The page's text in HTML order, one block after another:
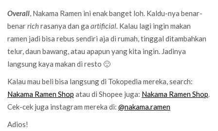
Overall, Nakama Ramen ini enak banget loh. Kaldu-nya benar-
benarrichrasanya dan ga artificial. Kalau lagi ingin makan
ramen jadi bisa rebus sendiri aja di rumah, tinggal ditambahkan
telur, daun bawang, atau apapun yang kita ingin. Jadinya
langsung kaya makan di resto 🙂
Kalau mau beli bisa langsung di Tokopedia mereka, search:
Nakama Ramen Shop atau di Shopee juga: Nakama Ramen Shop.
Cek-cek juga instagram mereka di: @nakama.ramen
Adios!